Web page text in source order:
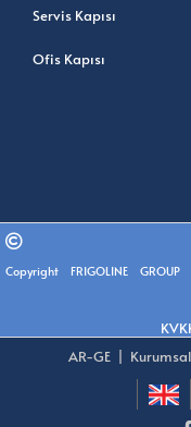
Servis Kapısı
Ofis Kapısı
Copyright FRIGOLINE
AR-GE| Kurumsal